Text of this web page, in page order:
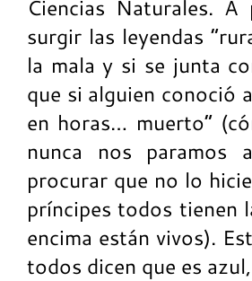
Ciencias Naturales.
surgir las leyendas
la mala y si se junta
que si alguien conoció
en horas… muerto”
nunca nos paramos
procurar que no lo
príncipes todos tienen
encima están vivos).
todos dicen que es